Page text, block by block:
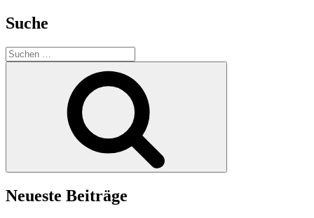
Suche
Suche
nach:
Neueste Beiträge